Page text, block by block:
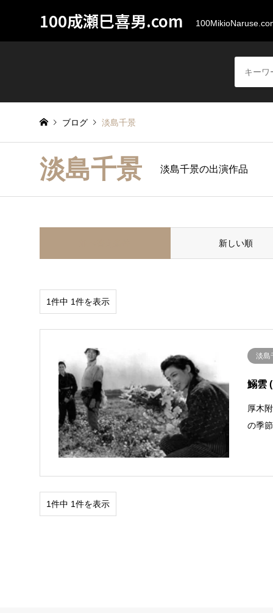
100成瀬巳喜男.com
ブログ 淡島千景
淡島千景 淡島千景の出演作品
新しい順
1件中 1件を表示
淡島
鰯雲
厚木
の季
1件中 1件を表示